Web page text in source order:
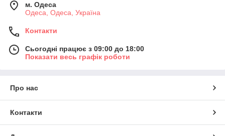
м. Одеса
Одеса, Одеса, Україна
Контакти
Сьогодні працює з 09:00 до 18:00
Показати весь графік роботи
Про нас
Контакти